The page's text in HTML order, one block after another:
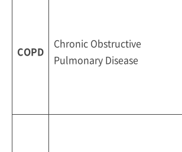
COPD
Chronic Obstructive
Pulmonary Disease